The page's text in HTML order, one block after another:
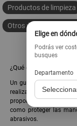
Productos de limpieza
Otros útiles de limpieza
¿Qué es y cuál es la
Un guante de limpieza
realizar tareas de
proporcionar una
como proteger las
abrasivos.
Elige en
Podrás ver
busques
Departamento